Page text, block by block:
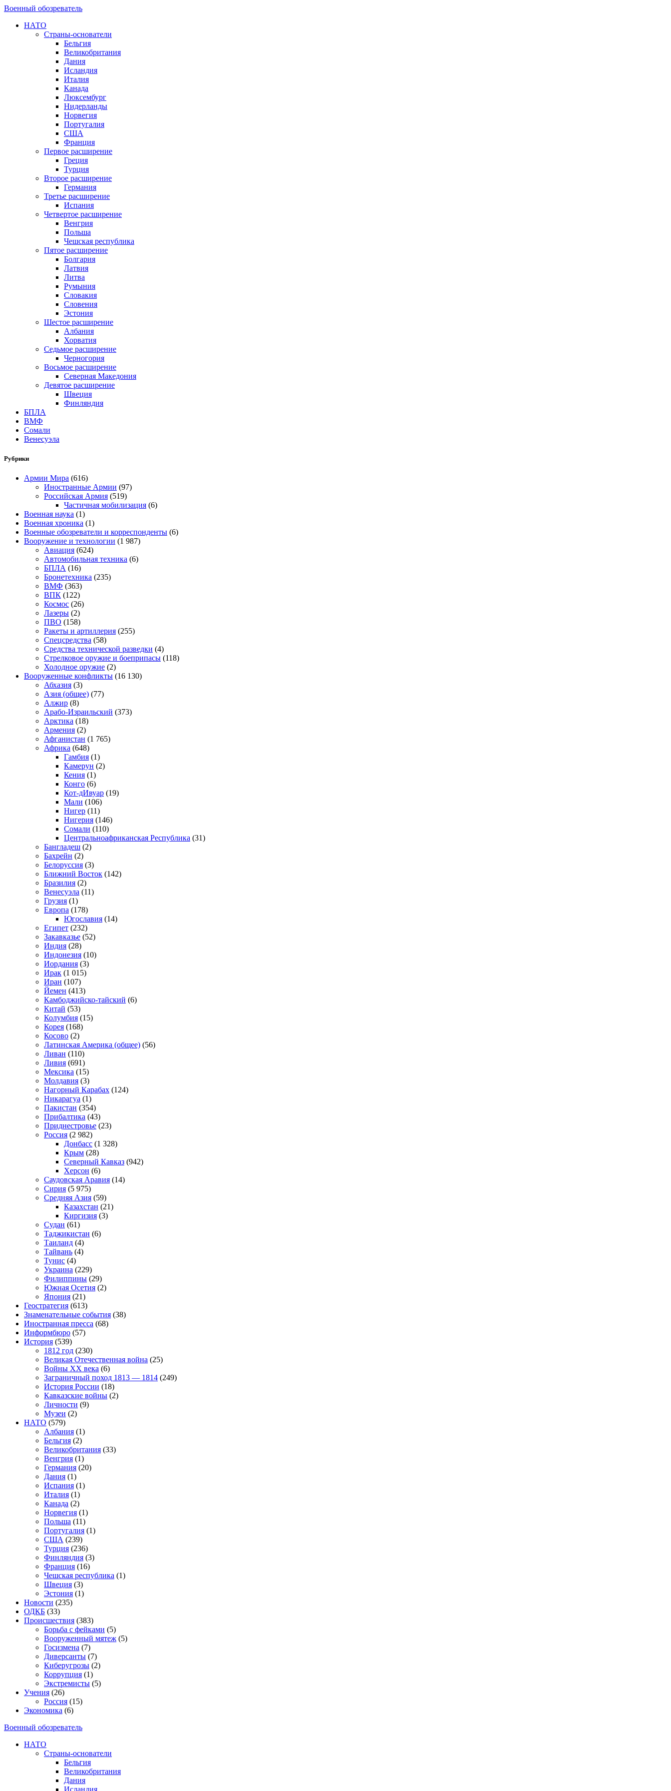
Военный обозреватель
НАТО
Страны-основатели
Бельгия
Великобритания
Дания
Исландия
Италия
Канада
Люксембург
Нидерланды
Норвегия
Португалия
США
Франция
Первое расширение
Греция
Турция
Второе расширение
Германия
Третье расширение
Испания
Четвертое расширение
Венгрия
Польша
Чешская республика
Пятое расширение
Болгария
Латвия
Литва
Румыния
Словакия
Словения
Эстония
Шестое расширение
Албания
Хорватия
Седьмое расширение
Черногория
Восьмое расширение
Северная Македония
Девятое расширение
Швеция
Финляндия
БПЛА
ВМФ
Сомали
Венесуэла
Рубрики
Армии Мира (616)
Иностранные Армии (97)
Российская Армия (519)
Частичная мобилизация (6)
Военная наука (1)
Военная хроника (1)
Военные обозреватели и корреспонденты (6)
Вооружение и технологии (1 987)
Авиация (624)
Автомобильная техника (6)
БПЛА (16)
Бронетехника (235)
ВМФ (363)
ВПК (122)
Космос (26)
Лазеры (2)
ПВО (158)
Ракеты и артиллерия (255)
Спецсредства (58)
Средства технической разведки (4)
Стрелковое оружие и боеприпасы (118)
Холодное оружие (2)
Вооруженные конфликты (16 130)
Абхазия (3)
Азия (общее) (77)
Алжир (8)
Арабо-Израильский (373)
Арктика (18)
Армения (2)
Афганистан (1 765)
Африка (648)
Гамбия (1)
Камерун (2)
Кения (1)
Конго (6)
Кот-дИвуар (19)
Мали (106)
Нигер (11)
Нигерия (146)
Сомали (110)
Центральноафриканская Республика (31)
Бангладеш (2)
Бахрейн (2)
Белоруссия (3)
Ближний Восток (142)
Бразилия (2)
Венесуэла (11)
Грузия (1)
Европа (178)
Югославия (14)
Египет (232)
Закавказье (52)
Индия (28)
Индонезия (10)
Иордания (3)
Ирак (1 015)
Иран (107)
Йемен (413)
Камбоджийско-тайский (6)
Китай (53)
Колумбия (15)
Корея (168)
Косово (2)
Латинская Америка (общее) (56)
Ливан (110)
Ливия (691)
Мексика (15)
Молдавия (3)
Нагорный Карабах (124)
Никарагуа (1)
Пакистан (354)
Прибалтика (43)
Приднестровье (23)
Россия (2 982)
Донбасс (1 328)
Крым (28)
Северный Кавказ (942)
Херсон (6)
Саудовская Аравия (14)
Сирия (5 975)
Средняя Азия (59)
Казахстан (21)
Киргизия (3)
Судан (61)
Таджикистан (6)
Таиланд (4)
Тайвань (4)
Тунис (4)
Украина (229)
Филиппины (29)
Южная Осетия (2)
Япония (21)
Геостратегия (613)
Знаменательные события (38)
Иностранная пресса (68)
Информбюро (57)
История (539)
1812 год (230)
Великая Отечественная война (25)
Войны XX века (6)
Заграничный поход 1813 — 1814 (249)
История России (18)
Кавказские войны (2)
Личности (9)
Музеи (2)
НАТО (579)
Албания (1)
Бельгия (2)
Великобритания (33)
Венгрия (1)
Германия (20)
Дания (1)
Испания (1)
Италия (1)
Канада (2)
Норвегия (1)
Польша (11)
Португалия (1)
США (239)
Турция (236)
Финляндия (3)
Франция (16)
Чешская республика (1)
Швеция (3)
Эстония (1)
Новости (235)
ОДКБ (33)
Происшествия (383)
Борьба с фейками (5)
Вооруженный мятеж (5)
Госизмена (7)
Диверсанты (7)
Киберугрозы (2)
Коррупция (1)
Экстремисты (5)
Учения (26)
Россия (15)
Экономика (6)
Военный обозреватель
НАТО
Страны-основатели
Бельгия
Великобритания
Дания